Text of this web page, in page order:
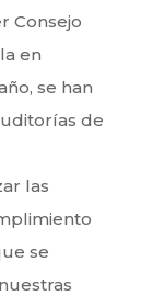
Consejo
en
se han
de
las
se